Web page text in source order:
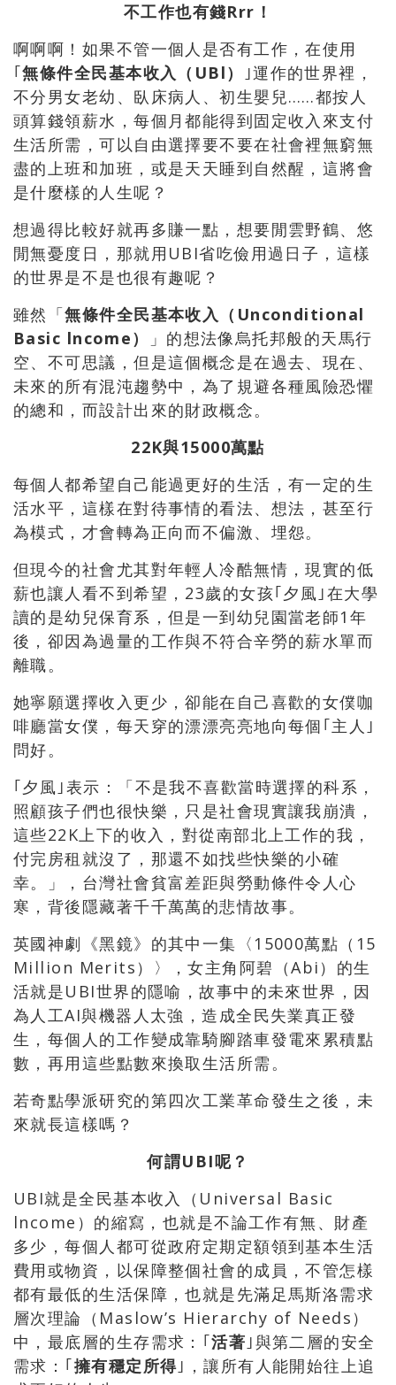
不工作也有錢Rrr！
啊啊啊！如果不管一個人是否有工作，在使用
｢無條件全民基本收入（UBl）
｣運作的世界裡，
不分男女老幼、臥床病人、初生嬰兒……都按人
頭算錢領薪水，每個月都能得到固定收入來支付
生活所需，可以自由選擇要不要在社會裡無窮無
盡的上班和加班，或是天天睡到自然醒，這將會
是什麼樣的人生呢？
想過得比較好就再多賺一點，想要閒雲野鶴、悠
閒無憂度日，那就用UBI省吃儉用過日子，這樣
的世界是不是也很有趣呢？
雖然「無條件全民基本收入（Unconditional
Basic lncome）
」的想法像烏托邦般的天馬行
空、不可思議，但是這個概念是在過去、現在、
未來的所有混沌趨勢中，為了規避各種風險恐懼
的總和，而設計出來的財政概念。
22K與15000萬點
每個人都希望自己能過更好的生活，有一定的生
活水平，這樣在對待事情的看法、想法，甚至行
為模式，才會轉為正向而不偏激、埋怨。
但現今的社會尤其對年輕人冷酷無情，現實的低
薪也讓人看不到希望，23歲的女孩｢夕風｣在大學
讀的是幼兒保育系，但是一到幼兒園當老師1年
後，卻因為過量的工作與不符合辛勞的薪水單而
離職。
她寧願選擇收入更少，卻能在自己喜歡的女僕咖
啡廳當女僕，每天穿的漂漂亮亮地向每個｢主人｣
問好。
｢夕風｣表示：「不是我不喜歡當時選擇的科系，
照顧孩子們也很快樂，只是社會現實讓我崩潰，
這些22K上下的收入，對從南部北上工作的我，
付完房租就沒了，那還不如找些快樂的小確
幸。」，台灣社會貧富差距與勞動條件令人心
寒，背後隱藏著千千萬萬的悲情故事。
英國神劇《黑鏡》的其中一集〈15000萬點（15
Million Merits）〉，女主角阿碧（Abi）的生
活就是UBI世界的隱喻，故事中的未來世界，因
為人工AI與機器人太強，造成全民失業真正發
生，每個人的工作變成靠騎腳踏車發電來累積點
數，再用這些點數來換取生活所需。
若奇點學派研究的第四次工業革命發生之後，未
來就長這樣嗎？
何謂UBI呢？
UBI就是全民基本收入（Universal Basic
lncome）的縮寫，也就是不論工作有無、財產
多少，每個人都可從政府定期定額領到基本生活
費用或物資，以保障整個社會的成員，不管怎樣
都有最低的生活保障，也就是先滿足馬斯洛需求
層次理論（Maslow’s Hierarchy of Needs）
中，最底層的生存需求：｢活著 ｣與第二層的安全
需求：｢擁有穩定所得 ｣，讓所有人能開始往上追